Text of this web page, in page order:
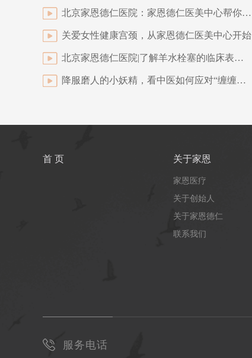
北京家恩德仁医院：家恩德仁医美中心帮你粉碎热玛吉谣言!
关爱女性健康宫颈，从家恩德仁医美中心开始
北京家恩德仁医院|了解羊水栓塞的临床表现，关键时刻或许能救命
降服磨人的小妖精，看中医如何应对“缠缠绵绵”的盆腔炎
首 页 关于家恩
家恩医疗
关于创始人
关于家恩德仁
联系我们
服务电话